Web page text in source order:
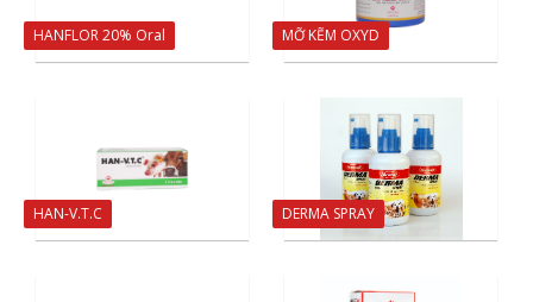
HANFLOR 20% Oral MỠ KẼM OXYD
HAN-V.T.C DERMA SPRAY